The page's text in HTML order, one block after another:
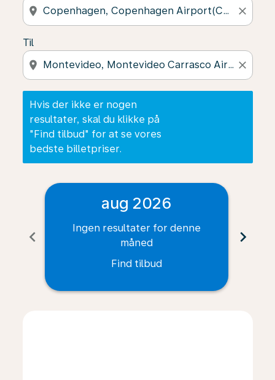
location_on close
Til
location_on close
Hvis der ikke er nogen
resultater, skal du klikke på
"Find tilbud" for at se vores
bedste billetpriser.
chevron_left
aug 2026
Ingen resultater for denne
måned
Find tilbud
chevron_right